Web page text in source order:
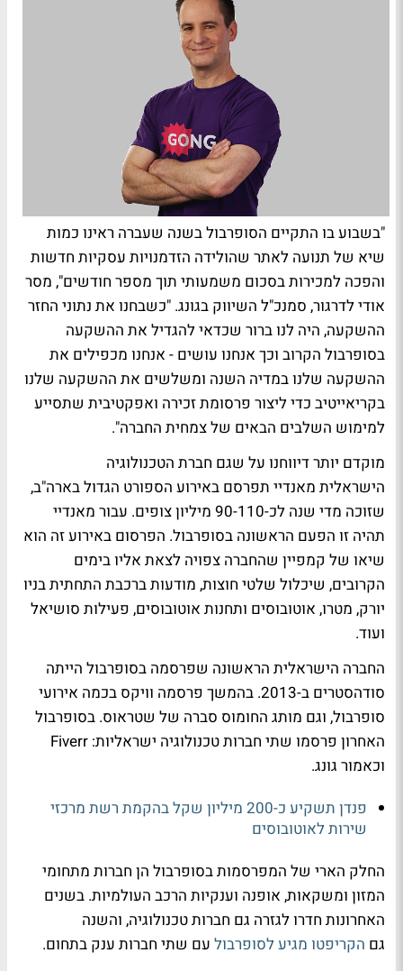
"בשבוע בו התקיים הסופרבול בשנה שעברה ראינו כמות
שיא של תנועה לאתר שהולידה הזדמנויות עסקיות חדשות
והפכה למכירות בסכום משמעותי תוך מספר חודשים", מסר
אודי לדרגור, סמנכ"ל השיווק בגונג. "כשבחנו את נתוני החזר
ההשקעה, היה לנו ברור שכדאי להגדיל את ההשקעה
בסופרבול הקרוב וכך אנחנו עושים - אנחנו מכפילים את
ההשקעה שלנו במדיה השנה ומשלשים את ההשקעה שלנו
בקריאייטיב כדי ליצור פרסומת זכירה ואפקטיבית שתסייע
למימוש השלבים הבאים של צמחית החברה".
מוקדם יותר דיווחנו על שגם חברת הטכנולוגיה
הישראלית מאנדיי תפרסם באירוע הספורט הגדול בארה"ב,
שזוכה מדי שנה לכ-90-110 מיליון צופים. עבור מאנדיי
תהיה זו הפעם הראשונה בסופרבול. הפרסום באירוע זה הוא
שיאו של קמפיין שהחברה צפויה לצאת אליו בימים
הקרובים, שיכלול שלטי חוצות, מודעות ברכבת התחתית בניו
יורק, מטרו, אוטובוסים ותחנות אוטובוסים, פעילות סושיאל
ועוד.
החברה הישראלית הראשונה שפרסמה בסופרבול הייתה
סודהסטרים ב-2013. בהמשך פרסמה וויקס בכמה אירועי
סופרבול, וגם מותג החומוס סברה של שטראוס. בסופרבול
האחרון פרסמו שתי חברות טכנולוגיה ישראליות: Fiverr
וכאמור גונג.
פנדן תשקיע כ-200 מיליון שקל בהקמת רשת מרכזי
שירות לאוטובוסים
החלק הארי של המפרסמות בסופרבול הן חברות מתחומי
המזון ומשקאות, אופנה וענקיות הרכב העולמיות. בשנים
האחרונות חדרו לגזרה גם חברות טכנולוגיה, והשנה
גם הקריפטו מגיע לסופרבול עם שתי חברות ענק בתחום.